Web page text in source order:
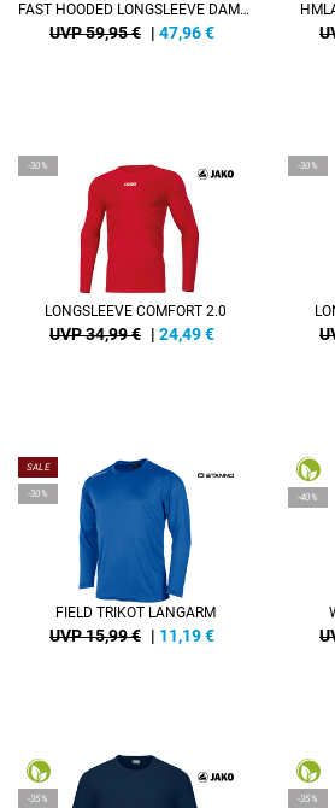
FAST HOODED LONGSLEEVE DAMEN
UVP 59,95 € | 47,96€
-30%
LONGSLEEVE COMFORT 2.0
UVP 34,99 € | 24,49€
-30%
SALE
-30%
FIELD TRIKOT LANGARM
UVP 15,99 € | 11,19€
-40%
-35% -35%